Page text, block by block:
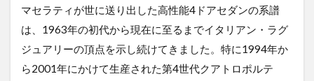
マセラティが世に送り出した高性能4ドアセダンの系譜
は、1963年の初代から現在に至るまでイタリアン・ラグ
ジュアリーの頂点を示し続けてきました。特に1994年か
ら2001年にかけて生産された第4世代クアトロポルテ